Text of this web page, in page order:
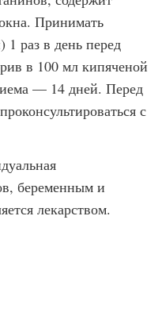
Принимать
раз в день перед
в 100 мл кипяченой
— 14 дней. Перед
с
беременным и
лекарством.